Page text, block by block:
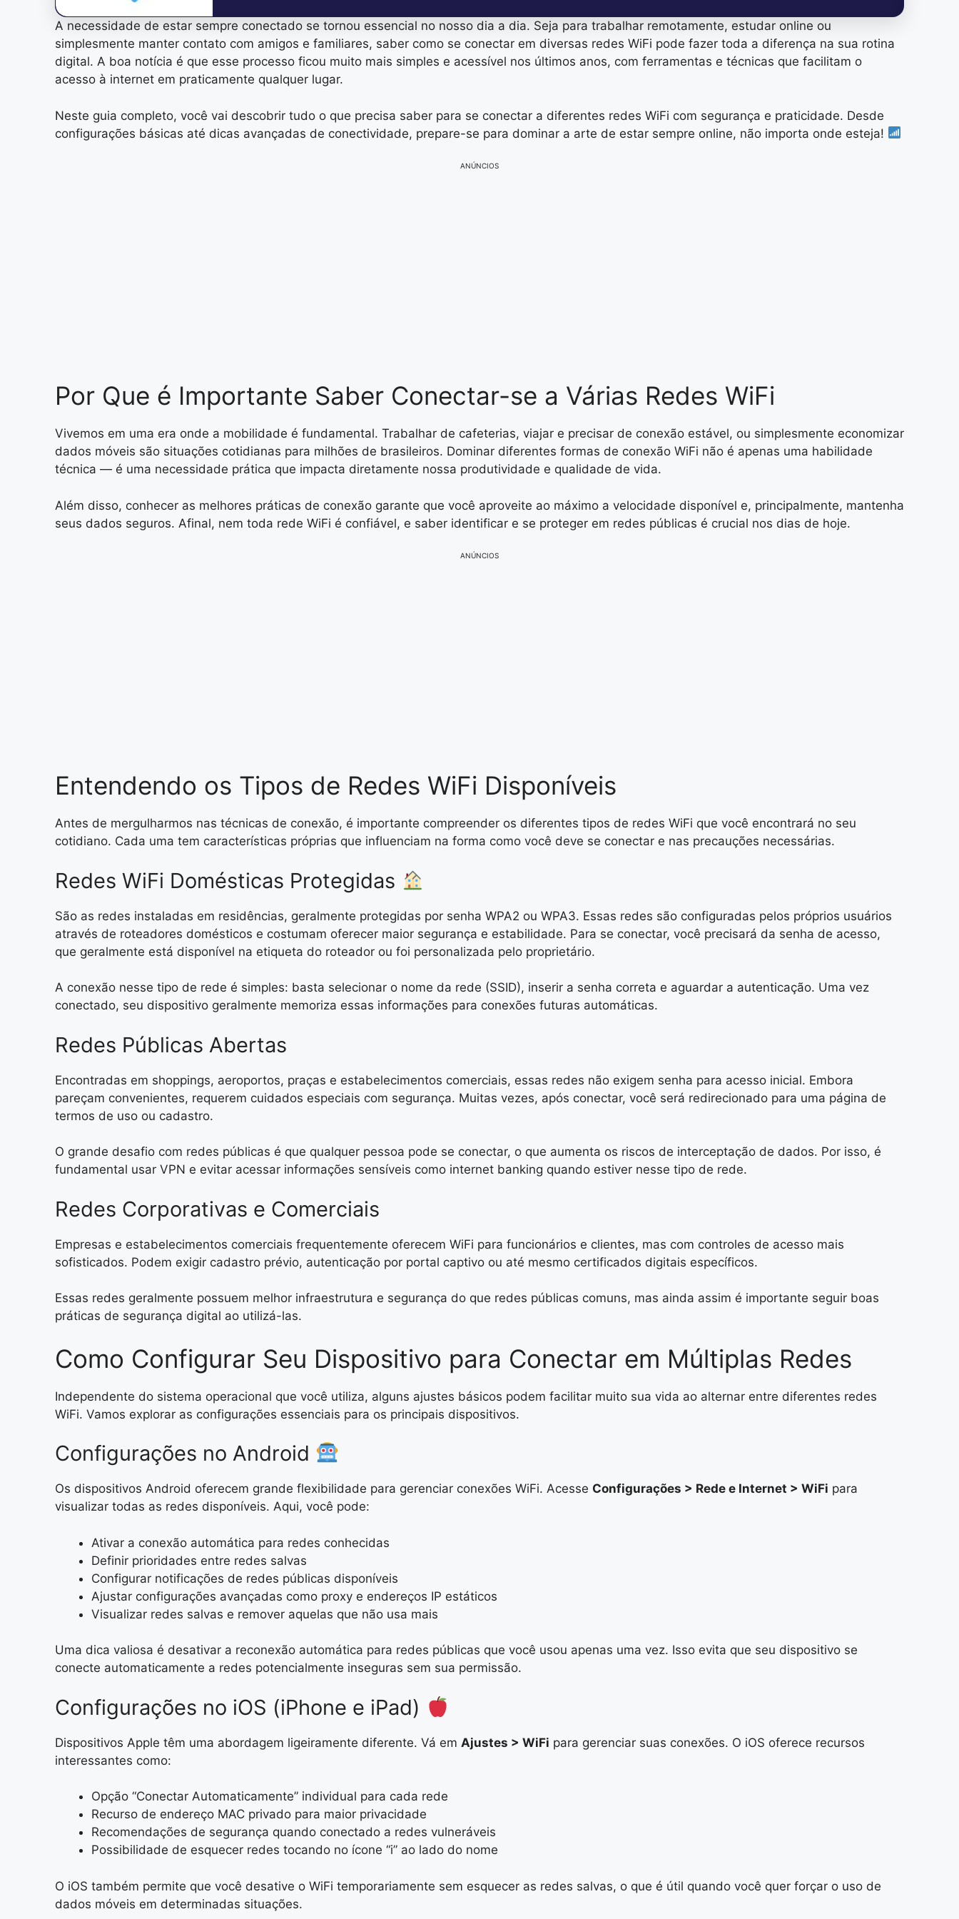
A necessidade de estar sempre conectado se tornou essencial no nosso dia a dia. Seja para trabalhar remotamente, estudar online ou
simplesmente manter contato com amigos e familiares, saber como se conectar em diversas redes WiFi pode fazer toda a diferença na sua rotina
digital. A boa notícia é que esse processo ficou muito mais simples e acessível nos últimos anos, com ferramentas e técnicas que facilitam o
acesso à internet em praticamente qualquer lugar.
Neste guia completo, você vai descobrir tudo o que precisa saber para se conectar a diferentes redes WiFi com segurança e praticidade. Desde
configurações básicas até dicas avançadas de conectividade, prepare-se para dominar a arte de estar sempre online, não importa onde esteja!
ANÚNCIOS
Por Que é Importante Saber Conectar-se a Várias Redes WiFi
Vivemos em uma era onde a mobilidade é fundamental. Trabalhar de cafeterias, viajar e precisar de conexão estável, ou simplesmente economizar
dados móveis são situações cotidianas para milhões de brasileiros. Dominar diferentes formas de conexão WiFi não é apenas uma habilidade
técnica — é uma necessidade prática que impacta diretamente nossa produtividade e qualidade de vida.
Além disso, conhecer as melhores práticas de conexão garante que você aproveite ao máximo a velocidade disponível e, principalmente, mantenha
seus dados seguros. Afinal, nem toda rede WiFi é confiável, e saber identificar e se proteger em redes públicas é crucial nos dias de hoje.
ANÚNCIOS
Entendendo os Tipos de Redes WiFi Disponíveis
Antes de mergulharmos nas técnicas de conexão, é importante compreender os diferentes tipos de redes WiFi que você encontrará no seu
cotidiano. Cada uma tem características próprias que influenciam na forma como você deve se conectar e nas precauções necessárias.
Redes WiFi Domésticas Protegidas
São as redes instaladas em residências, geralmente protegidas por senha WPA2 ou WPA3. Essas redes são configuradas pelos próprios usuários
através de roteadores domésticos e costumam oferecer maior segurança e estabilidade. Para se conectar, você precisará da senha de acesso,
que geralmente está disponível na etiqueta do roteador ou foi personalizada pelo proprietário.
A conexão nesse tipo de rede é simples: basta selecionar o nome da rede (SSID), inserir a senha correta e aguardar a autenticação. Uma vez
conectado, seu dispositivo geralmente memoriza essas informações para conexões futuras automáticas.
Redes Públicas Abertas
Encontradas em shoppings, aeroportos, praças e estabelecimentos comerciais, essas redes não exigem senha para acesso inicial. Embora
pareçam convenientes, requerem cuidados especiais com segurança. Muitas vezes, após conectar, você será redirecionado para uma página de
termos de uso ou cadastro.
O grande desafio com redes públicas é que qualquer pessoa pode se conectar, o que aumenta os riscos de interceptação de dados. Por isso, é
fundamental usar VPN e evitar acessar informações sensíveis como internet banking quando estiver nesse tipo de rede.
Redes Corporativas e Comerciais
Empresas e estabelecimentos comerciais frequentemente oferecem WiFi para funcionários e clientes, mas com controles de acesso mais
sofisticados. Podem exigir cadastro prévio, autenticação por portal captivo ou até mesmo certificados digitais específicos.
Essas redes geralmente possuem melhor infraestrutura e segurança do que redes públicas comuns, mas ainda assim é importante seguir boas
práticas de segurança digital ao utilizá-las.
Como Configurar Seu Dispositivo para Conectar em Múltiplas Redes
Independente do sistema operacional que você utiliza, alguns ajustes básicos podem facilitar muito sua vida ao alternar entre diferentes redes
WiFi. Vamos explorar as configurações essenciais para os principais dispositivos.
Configurações no Android
Os dispositivos Android oferecem grande flexibilidade para gerenciar conexões WiFi. Acesse Configurações > Rede e Internet > WiFi para
visualizar todas as redes disponíveis. Aqui, você pode:
Ativar a conexão automática para redes conhecidas
Definir prioridades entre redes salvas
Configurar notificações de redes públicas disponíveis
Ajustar configurações avançadas como proxy e endereços IP estáticos
Visualizar redes salvas e remover aquelas que não usa mais
Uma dica valiosa é desativar a reconexão automática para redes públicas que você usou apenas uma vez. Isso evita que seu dispositivo se
conecte automaticamente a redes potencialmente inseguras sem sua permissão.
Configurações no iOS (iPhone e iPad)
Dispositivos Apple têm uma abordagem ligeiramente diferente. Vá em Ajustes > WiFi para gerenciar suas conexões. O iOS oferece recursos
interessantes como:
Opção “Conectar Automaticamente” individual para cada rede
Recurso de endereço MAC privado para maior privacidade
Recomendações de segurança quando conectado a redes vulneráveis
Possibilidade de esquecer redes tocando no ícone “i” ao lado do nome
O iOS também permite que você desative o WiFi temporariamente sem esquecer as redes salvas, o que é útil quando você quer forçar o uso de
dados móveis em determinadas situações.